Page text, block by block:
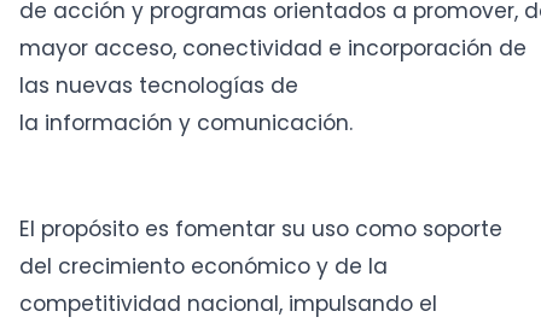
de acción y programas orientados a promover,
mayor acceso, conectividad e incorporación de
las nuevas tecnologías de
la información y comunicación.
El propósito es fomentar su uso como soporte
del crecimiento económico y de la
competitividad nacional, impulsando el